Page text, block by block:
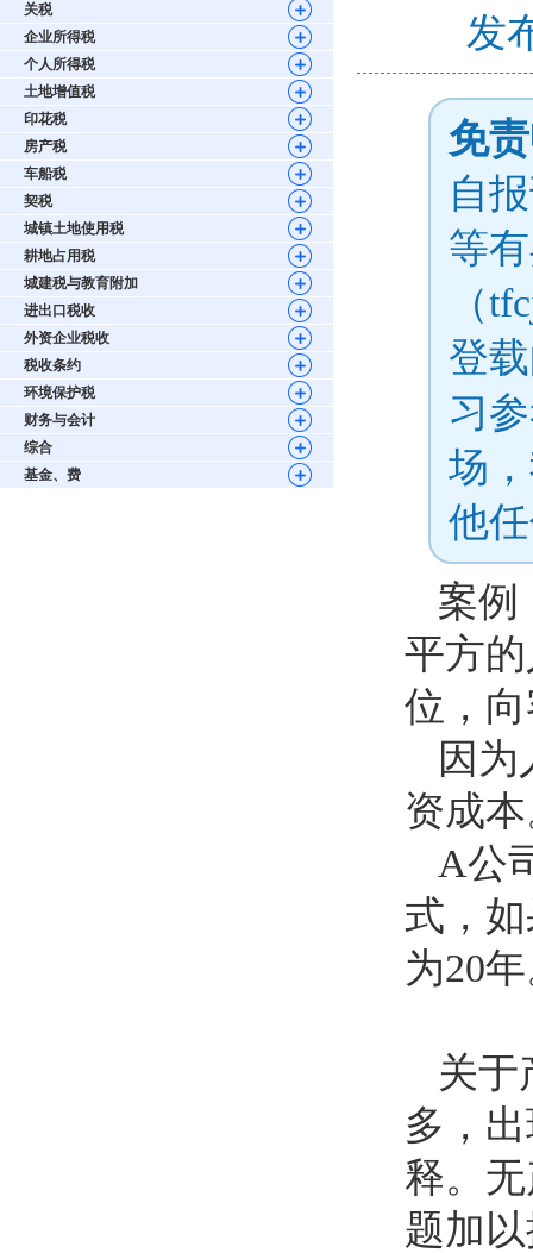
关税
企业所得税
个人所得税
土地增值税
印花税
房产税
车船税
契税
城镇土地使用税
耕地占用税
城建税与教育附加
进出口税收
外资企业税收
税收条约
环境保护税
财务与会计
综合
基金、费
发
免
自
等
（
登
习
场
他
案例
平方
位，
因
资成
A公
式，
为20
关于
多，
释。
题加